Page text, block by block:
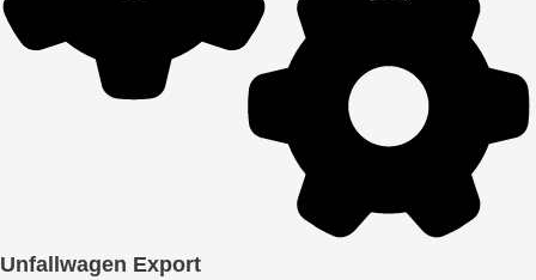
Unfallwagen Export